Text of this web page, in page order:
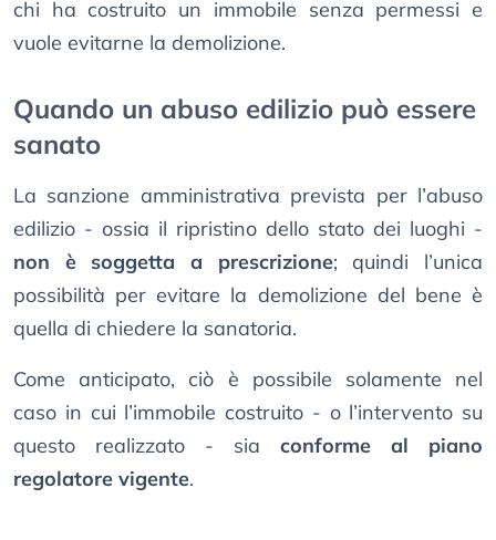
chi ha costruito un immobile senza permessi e
vuole evitarne la demolizione.
Quando un abuso edilizio può essere
sanato
La sanzione amministrativa prevista per l’abuso
edilizio - ossia il ripristino dello stato dei luoghi -
non è soggetta a prescrizione; quindi l’unica
possibilità per evitare la demolizione del bene è
quella di chiedere la sanatoria.
Come anticipato, ciò è possibile solamente nel
caso in cui l’immobile costruito - o l’intervento su
questo realizzato - sia conforme al piano
regolatore vigente.